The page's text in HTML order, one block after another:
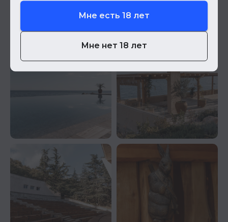
Мне есть 18 лет
Мне нет 18 лет